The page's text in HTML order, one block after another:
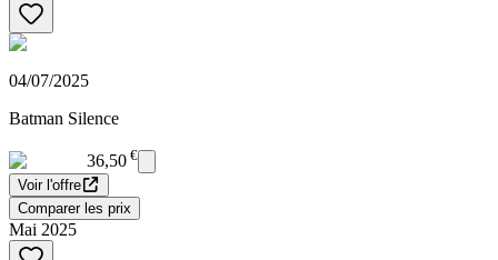
04/07/2025
Batman Silence
36,50 €
Voir l'offre
Comparer les prix
Mai 2025